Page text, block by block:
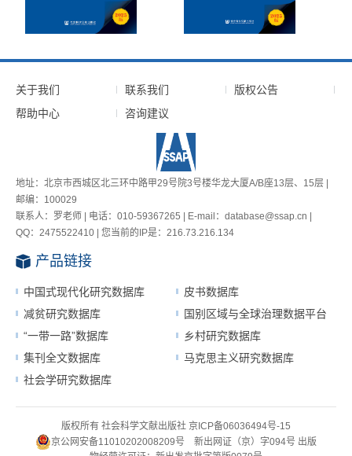
关于我们 联系我们
版权公告
帮助中心
咨询建议
地址：北京市西城区北三环中路甲29号院3号楼华龙大厦A/B座13层、15层 |
邮编：100029
联系人：罗老师 | 电话：010-59367265 | E-mail：database@ssap.cn |
QQ：2475522410 | 您当前的IP是： 216.73.216.134
产品链接
中国式现代化研究数据库
皮书数据库
减贫研究数据库
国别区域与全球治理数据平台
“一带一路”数据库
乡村研究数据库
集刊全文数据库
马克思主义研究数据库
社会学研究数据库
版权所有 社会科学文献出版社 京ICP备06036494号-15
京公网安备11010202008209号 新出网证（京）字094号 出版